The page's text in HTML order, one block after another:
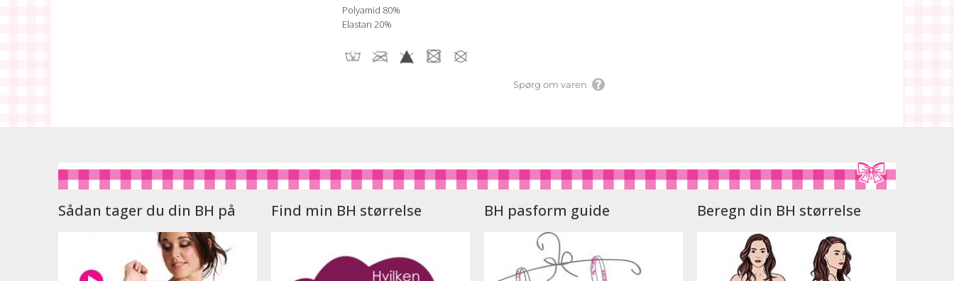
Polyamid 80%
Elastan 20%
Spørg om varen
Sådan tager du din BH på Find min BH størrelse BH pasform guide Beregn din BH størrelse